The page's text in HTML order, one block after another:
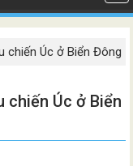
chiến Úc ở Biển Đông
chiến Úc ở Biển